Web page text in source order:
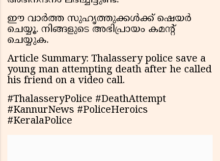
ഈ വാർത്ത സുഹൃത്തുക്കൾക്ക് ഷെയർ
ചെയ്യൂ. നിങ്ങളുടെ അഭിപ്രായം കമന്റ്
ചെയ്യുക.
Article Summary: Thalassery police save a
young man attempting death after he called
his friend on a video call.
#ThalasseryPolice #DeathAttempt
#KannurNews #PoliceHeroics
#KeralaPolice